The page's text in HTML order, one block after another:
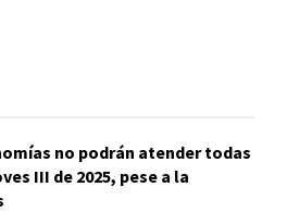
no podrán atender todas
III de 2025, pese a la